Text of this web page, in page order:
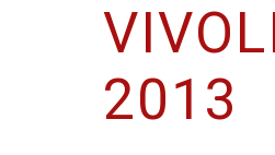
2013